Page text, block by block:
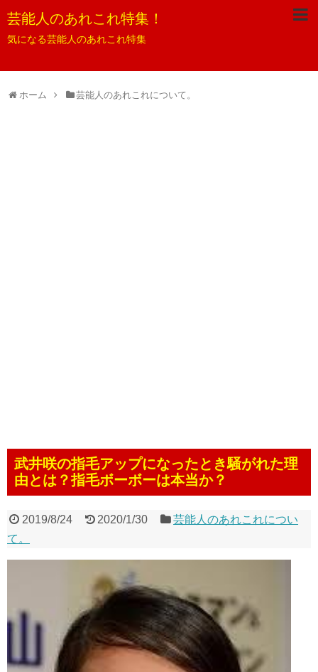
芸能人のあれこれ特集！
気になる芸能人のあれこれ特集
ホーム 芸能人のあれこれについて。
武井咲の指毛アップになったとき騒がれた理
由とは？指毛ボーボーは本当か？
2019/8/24 2020/1/30
芸能人のあれこれについ
て。